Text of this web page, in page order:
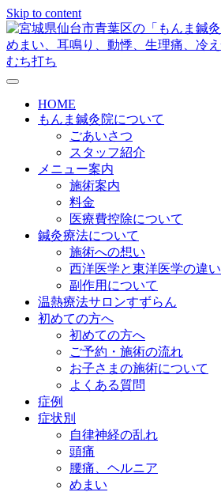
Skip to content
HOME
もんま鍼灸院について
ごあいさつ
スタッフ紹介
メニュー案内
施術案内
料金
医療費控除について
鍼灸療法について
施術への想い
西洋医学と東洋医学の違い
副作用について
温熱療法サロンすずらん
初めての方へ
初めての方へ
ご予約・施術の流れ
お子さまの施術について
よくある質問
症例
症状別
自律神経の乱れ
頭痛
腰痛、ヘルニア
めまい